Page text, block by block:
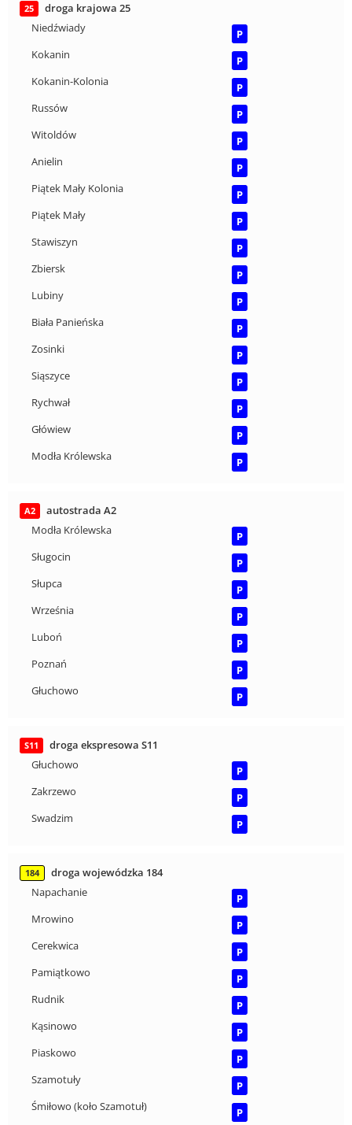
25
droga krajowa 25
Niedźwiady
P
Kokanin
P
Kokanin-Kolonia
P
Russów
P
Witoldów
P
Anielin
P
Piątek Mały Kolonia
P
Piątek Mały
P
Stawiszyn
P
Zbiersk
P
Lubiny
P
Biała Panieńska
P
Zosinki
P
Siąszyce
P
Rychwał
P
Główiew
P
Modła Królewska
P
A2
autostrada A2
Modła Królewska
P
Sługocin
P
Słupca
P
Września
P
Luboń
P
Poznań
P
Głuchowo
P
S11
droga ekspresowa S11
Głuchowo
P
Zakrzewo
P
Swadzim
P
184
droga wojewódzka 184
Napachanie
P
Mrowino
P
Cerekwica
P
Pamiątkowo
P
Rudnik
P
Kąsinowo
P
Piaskowo
P
Szamotuły
P
Śmiłowo (koło Szamotuł)
P